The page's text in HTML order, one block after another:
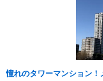
憧れのタワーマンション